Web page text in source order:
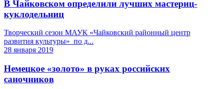
В Чайковском определили лучших мастериц-
куклодельниц
Творческий сезон МАУК «Чайковский районный центр
развития культуры» по д...
28 января 2019
Немецкое «золото» в руках российских
саночников